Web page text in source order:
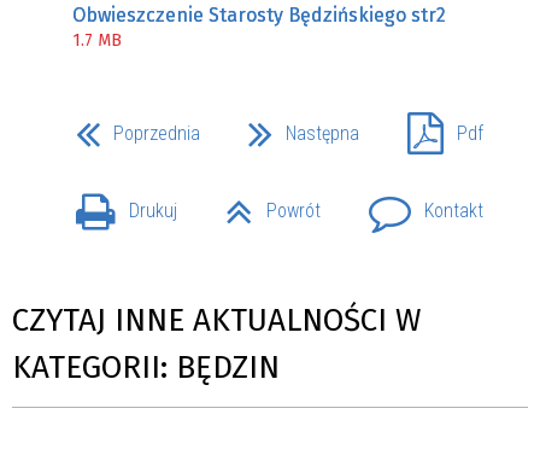
Obwieszczenie Starosty Będzińskiego str2
1.7 MB
Poprzednia Następna Pdf
Drukuj Powrót Kontakt
CZYTAJ INNE AKTUALNOŚCI W
KATEGORII: BĘDZIN